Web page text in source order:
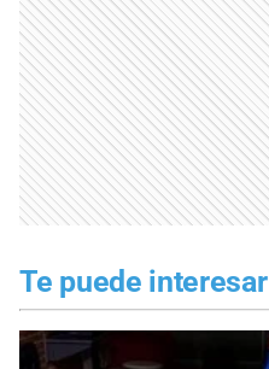
Te puede interesar